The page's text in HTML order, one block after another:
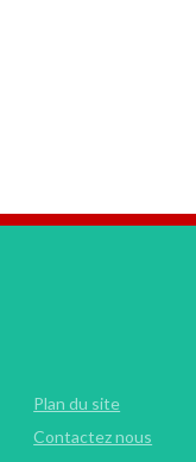
Plan du site
Contactez nous